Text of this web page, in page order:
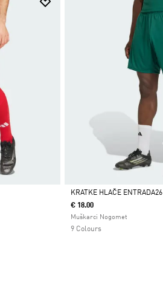
Da
KRATKE HLAČE ENTRADA26
€ 18.00
Muškarci Nogomet
9 Colours